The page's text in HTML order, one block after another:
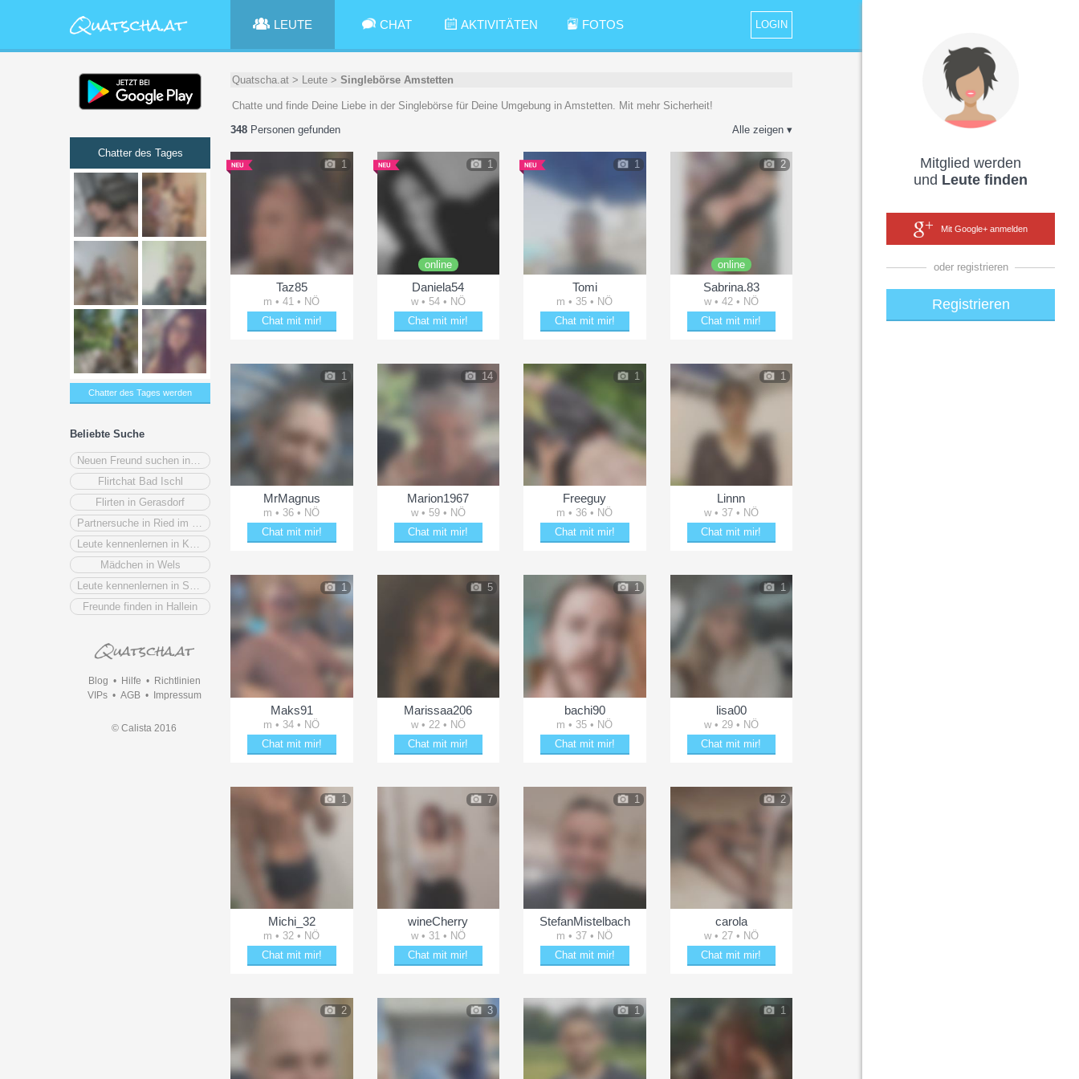
Mitglied werden
und Leute finden
Mit Google+ anmelden
oder registrieren
Registrieren
LOGIN
LEUTE CHAT AKTIVITÄTEN FOTOS
Chatter des Tages
Chatter des Tages werden
Beliebte Suche
Flirtchat Bad Ischl
Flirten in Gerasdorf
Mädchen in Wels
Freunde finden in Hallein
Blog • Hilfe • Richtlinien
VIPs• AGB• Impressum
© Calista 2016
Quatscha.at > Leute > Singlebörse Amstetten
Chatte und finde Deine Liebe in der Singlebörse für Deine Umgebung in Amstetten. Mit mehr Sicherheit!
Alle zeigen ▾
348 Personen gefunden
1
Taz85
m • 41 • NÖ
Chat mit mir!
1
online
Daniela54
w • 54 • NÖ
Chat mit mir!
1
Tomi
m • 35 • NÖ
Chat mit mir!
2
online
Sabrina.83
w • 42 • NÖ
Chat mit mir!
1
MrMagnus
m • 36 • NÖ
Chat mit mir!
14
Marion1967
w • 59 • NÖ
Chat mit mir!
1
Freeguy
m • 36 • NÖ
Chat mit mir!
1
Linnn
w • 37 • NÖ
Chat mit mir!
1
Maks91
m • 34 • NÖ
Chat mit mir!
5
Marissaa206
w • 22 • NÖ
Chat mit mir!
1
bachi90
m • 35 • NÖ
Chat mit mir!
1
lisa00
w • 29 • NÖ
Chat mit mir!
1
Michi_32
m • 32 • NÖ
Chat mit mir!
7
wineCherry
w • 31 • NÖ
Chat mit mir!
1
StefanMistelbach
m • 37 • NÖ
Chat mit mir!
2
carola
w • 27 • NÖ
Chat mit mir!
2 3 1 1